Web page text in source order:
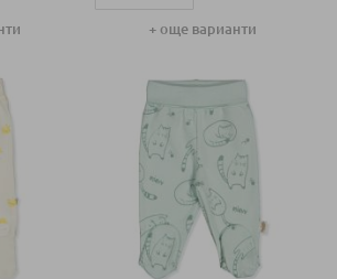
62 СМ (1-3 М)
+ още варианти